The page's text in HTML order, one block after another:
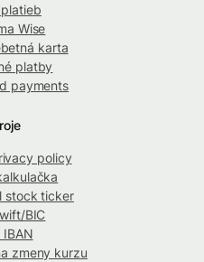
Wise
karta
platby
payments
policy
stock ticker
BIC
IBAN
zmeny kurzu